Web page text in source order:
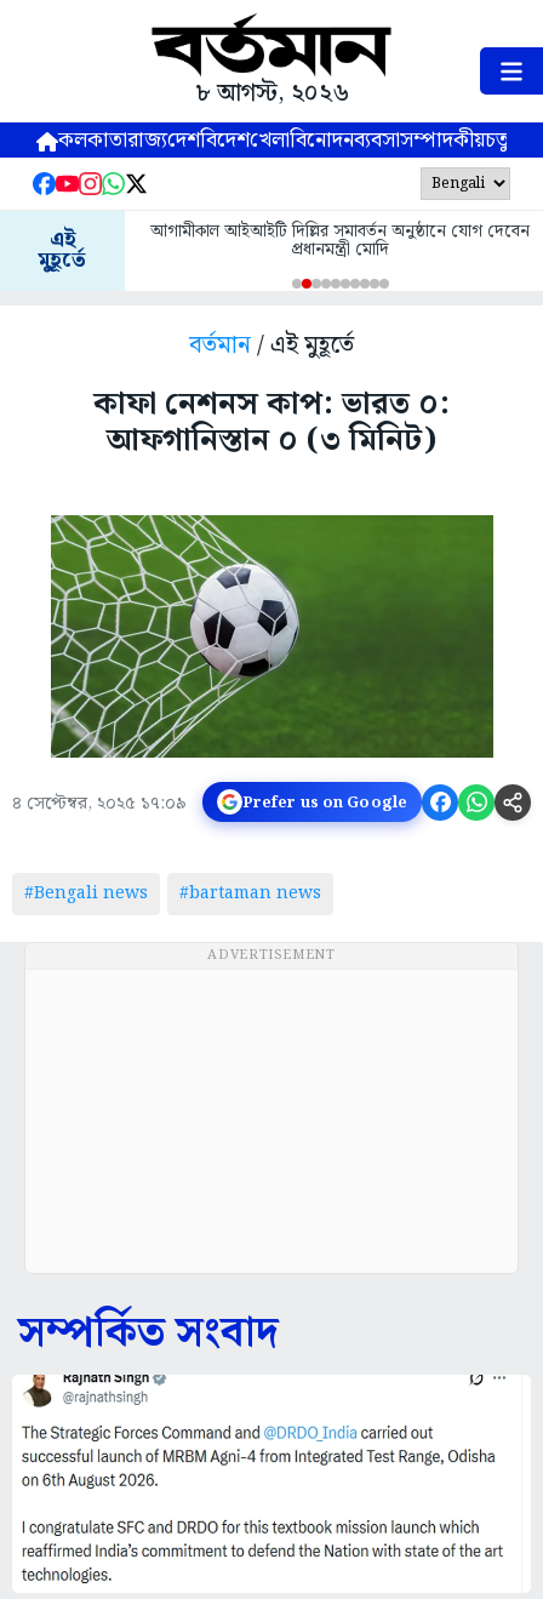
৮ আগস্ট, ২০২৬
কলকাতারাজ্যদেশবিদেশখেলাবিনোদনব্যবসাসম্পাদকীয়
এই
মুহূর্তে
আগামীকাল আইআইটি দিল্লির সমাবর্তন অনুষ্ঠানে যোগ দেবেন
প্রধানমন্ত্রী মোদি
বর্তমান/ এই মুহূর্তে
কাফা নেশনস কাপ: ভারত ০:
আফগানিস্তান ০ (৩ মিনিট)
৪ সেপ্টেম্বর, ২০২৫ ১৭:০৯ Prefer us on Google
#Bengali news #bartaman news
ADVERTISEMENT
সম্পর্কিত সংবাদ